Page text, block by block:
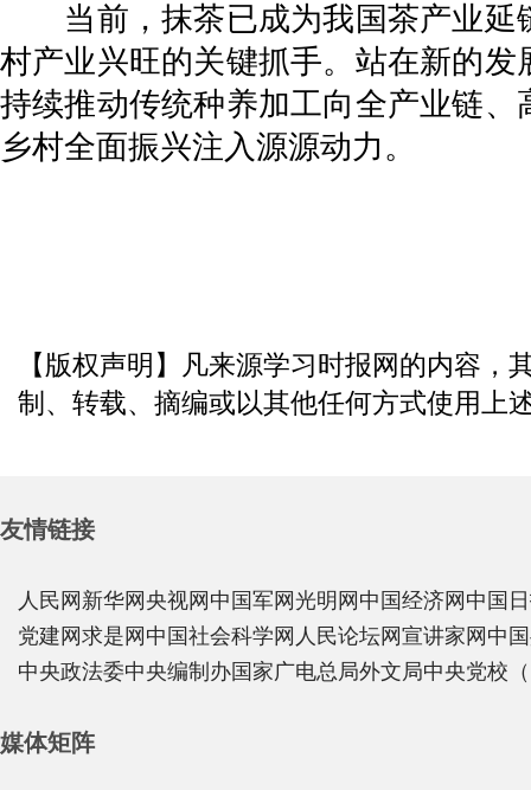
当前，抹茶已成为我国茶产业延
村产业兴旺的关键抓手。站在新的
持续推动传统种养加工向全产业链
乡村全面振兴注入源源动力。
【版权声明】凡来源学习时报网的内容
制、转载、摘编或以其他任何方式使用上
友情链接
人民网 新华网 央视网 中国军网 光明网 中国经济网 中国
党建网 求是网 中国社会科学网 人民论坛网 宣讲家网 中
中央政法委中央编制办国家广电总局外文局中央党校
媒体矩阵